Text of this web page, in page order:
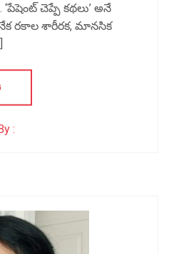
చెప్పే కథలు’ అనే
అనేక రకాల శారీరక, మానసిక
: